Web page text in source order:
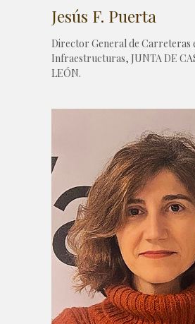
Jesús F. Puerta
Director General de Carreteras
Infraestructuras, JUNTA DE
LEÓN.